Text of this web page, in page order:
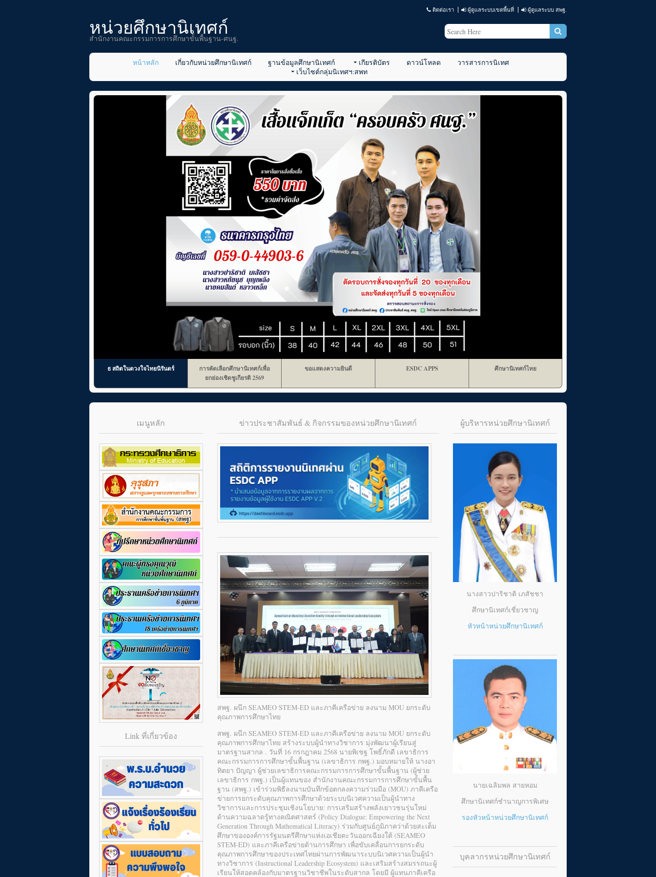
ติดต่อเรา ผู้ดูแลระบบเขตพื้นที่ ผู้ดูแลระบบ สพฐ.
หน่วยศึกษานิเทศก์
สำนักงานคณะกรรมการการศึกษาขั้นพื้นฐาน-ศนฐ.
หน้าหลัก เกี่ยวกับหน่วยศึกษานิเทศก์ ฐานข้อมูลศึกษานิเทศก์ เกียรติบัตร ดาวน์โหลด
วารสารการนิเทศ
เว็บไซต์กลุ่มนิเทศฯ:สพท
ธ สถิตในดวงใจไทยนิรันดร์
การคัดเลือกศึกษานิเทศก์เพื่อ
ยกย่องเชิดชูเกียรติ 2569
ขอแสดงความยินดี ESDC APPS ศึกษานิเทศก์ไทย
เมนูหลัก
Link ที่เกี่ยวข้อง
ข่าวประชาสัมพันธ์ & กิจกรรมของหน่วยศึกษานิเทศก์
สพฐ. ผนึก SEAMEO STEM-ED และภาคีเครือข่าย ลงนาม MOU ยกระดับ
คุณภาพการศึกษาไทย
สพฐ. ผนึก SEAMEO STEM-ED และภาคีเครือข่าย ลงนาม MOU ยกระดับ
คุณภาพการศึกษาไทย สร้างระบบผู้นำทางวิชาการ มุ่งพัฒนาผู้เรียนสู่
มาตรฐานสากล . วันที่ 16 กรกฎาคม 2568 นายพิเชฐ โพธิ์ภักดี เลขาธิการ
คณะกรรมการการศึกษาขั้นพื้นฐาน (เลขาธิการ กพฐ.) มอบหมายให้ นางอา
ทิตยา ปัญญา ผู้ช่วยเลขาธิการคณะกรรมการการศึกษาขั้นพื้นฐาน (ผู้ช่วย
เลขาธิการ กพฐ.) เป็นผู้แทนของ สำนักงานคณะกรรมการการศึกษาขั้นพื้น
ฐาน (สพฐ.) เข้าร่วมพิธีลงนามบันทึกข้อตกลงความร่วมมือ (MOU) ภาคีเครือ
ข่ายการยกระดับคุณภาพการศึกษาด้วยระบบนิเวศความเป็นผู้นำทาง
วิชาการและการประชุมเชิงนโยบาย: การเสริมสร้างพลังเยาวชนรุ่นใหม่
ด้านความฉลาดรู้ทางคณิตศาสตร์ (Policy Dialogue: Empowering the Next
Generation Through Mathematical Literacy) ร่วมกับศูนย์ภูมิภาคว่าด้วยสะเต็ม
ศึกษาขององค์การรัฐมนตรีศึกษาแห่งเอเชียตะวันออกเฉียงใต้ (SEAMEO
STEM-ED) และภาคีเครือข่ายด้านการศึกษา เพื่อขับเคลื่อนการยกระดับ
คุณภาพการศึกษาของประเทศไทยผ่านการพัฒนาระบบนิเวศความเป็นผู้นำ
ทางวิชาการ (Instructional Leadership Ecosystem) และเสริมสร้างสมรรถนะผู้
เรียนให้สอดคล้องกับมาตรฐานวิชาชีพในระดับสากล โดยมี ผู้แทนภาคีเครือ
ผู้บริหารหน่วยศึกษานิเทศก์
นางสาวปาริชาติ เภสัชชา
ศึกษานิเทศก์เชี่ยวชาญ
หัวหน้าหน่วยศึกษานิเทศก์
นายเฉลิมพล สายหอม
ศึกษานิเทศก์ชำนาญการพิเศษ
รองหัวหน้าหน่วยศึกษานิเทศก์
บุคลากรหน่วยศึกษานิเทศก์